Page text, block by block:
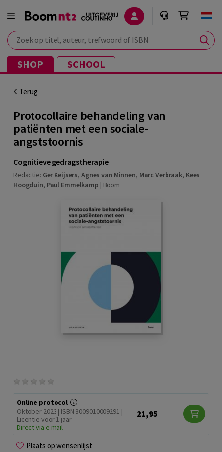
Zoek op titel, auteur, trefwoord of ISBN
SHOP SCHOOL
Terug
Protocollaire behandeling van
patiënten met een sociale-
angststoornis
Cognitieve gedragstherapie
Redactie: Ger Keijsers, Agnes van Minnen, Marc Verbraak, Kees
Hoogduin, Paul Emmelkamp | Boom
Online protocol
Oktober 2023 | ISBN 3009010009291 |
Licentie voor 1 jaar
Direct via e-mail
21,95
Plaats op wensenlijst